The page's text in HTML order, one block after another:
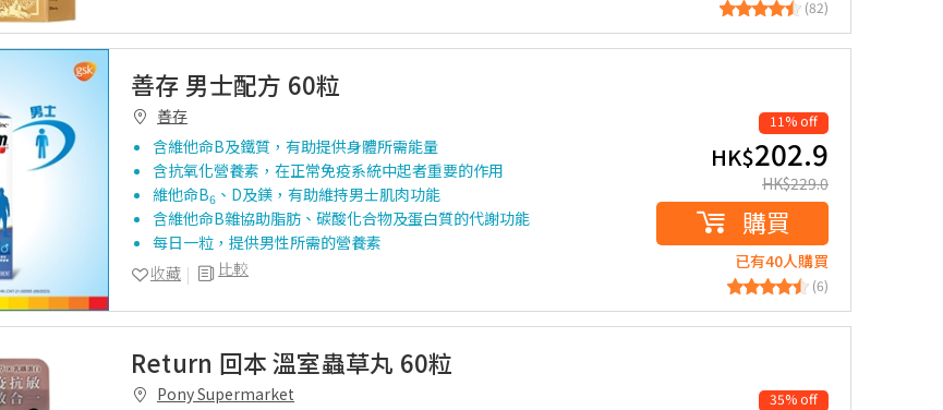
(82)
善存 男士配方 60粒
善存
含維他命B及鐵質，有助提供身體所需能量
含抗氧化營養素，在正常免疫系統中起者重要的作用
維他命B6 、D及鎂，有助維持男士肌肉功能
含維他命B雜協助脂肪、碳酸化合物及蛋白質的代謝功能
每日一粒，提供男性所需的營養素
比較
收藏
11% off
HK$202.9
HK$229.0
購買
已有40人購買
(6)
Return 回本 溫室蟲草丸 60粒
Pony Supermarket
35% off